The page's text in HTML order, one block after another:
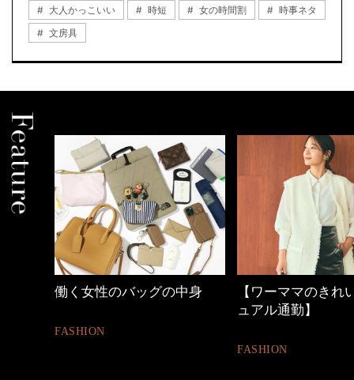
大人かっこいい
時短 女の時間割
時事ネタ
文房具
働く女性のバッグの中身
FASHION
【ワーママのきれ
ュアル通勤】
FASHION